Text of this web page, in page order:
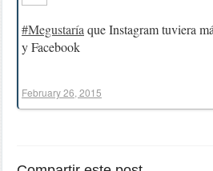
#Megustaría que Instagram tuviera
y Facebook
February 26, 2015